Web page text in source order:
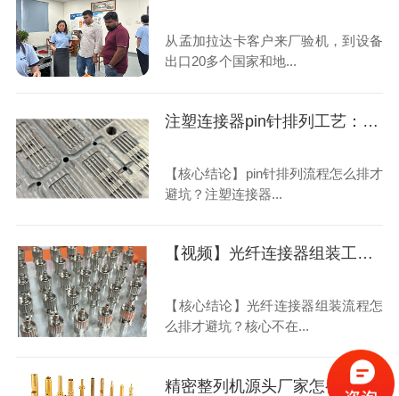
从孟加拉达卡客户来厂验机，到设备
出口20多个国家和地...
注塑连接器pin针排列工艺：整列机水平排列+治具翻转插针，方向自动区分
【核心结论】pin针排列流程怎么排才
避坑？注塑连接器...
【视频】光纤连接器组装工艺：整列机排陶瓷插芯与金属外壳，翻转180°套弹簧一次到位
【核心结论】光纤连接器组装流程怎
么排才避坑？核心不在...
精密整列机源头厂家怎么选？20年老师傅讲清换产与精度